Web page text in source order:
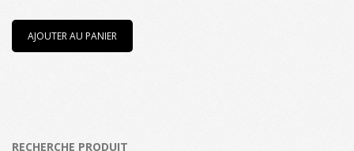
AJOUTER AU PANIER
RECHERCHE PRODUIT